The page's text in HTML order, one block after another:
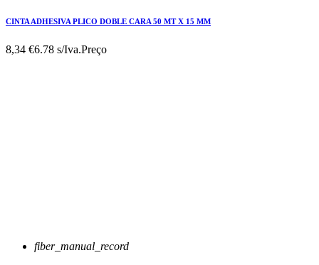
CINTA ADHESIVA PLICO DOBLE CARA 50 MT X 15 MM
8,34 €6.78 s/Iva.Preço
fiber_manual_record